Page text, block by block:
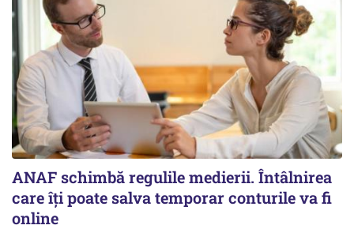
ANAF schimbă regulile medierii. Întâlnirea
care îți poate salva temporar conturile va fi
online